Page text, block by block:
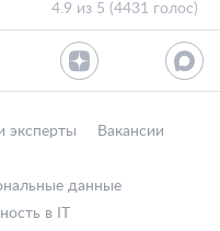
4.9 из 5 (4431 голос)
эксперты
Вакансии
данные
в IT